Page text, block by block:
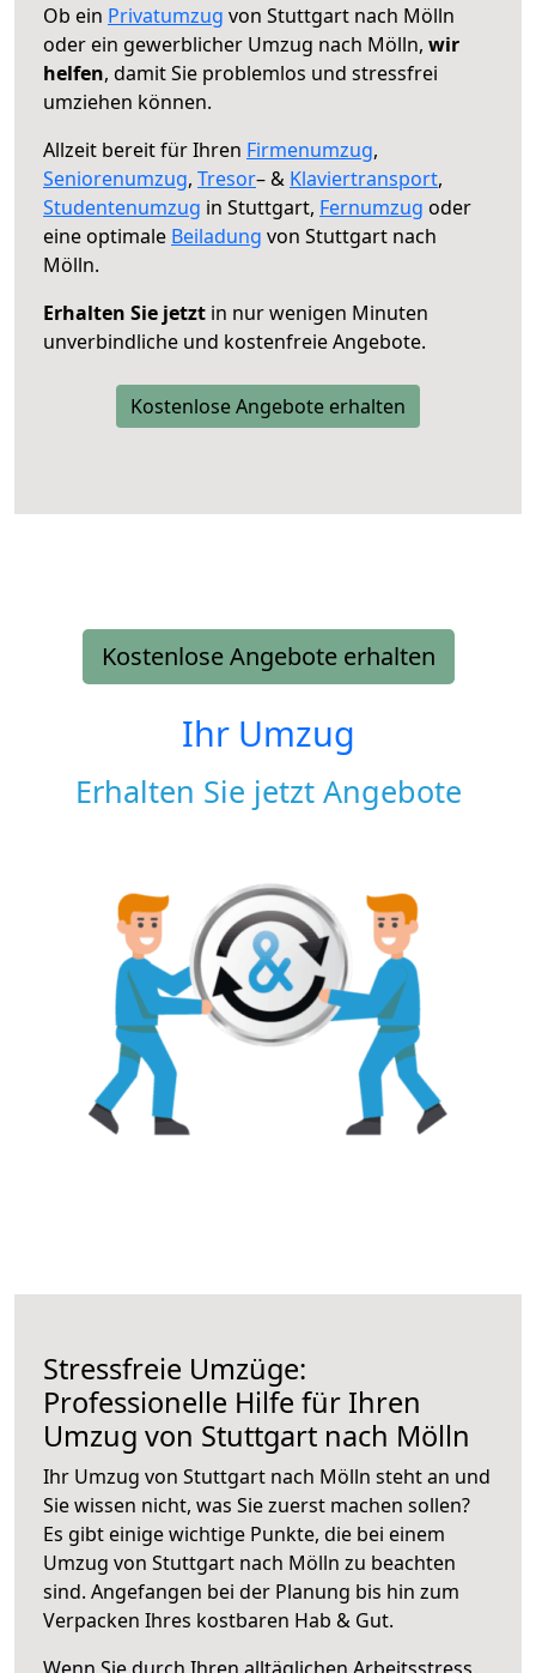
Ob ein Privatumzug von Stuttgart nach Mölln
oder ein gewerblicher Umzug nach Mölln, wir
helfen, damit Sie problemlos und stressfrei
umziehen können.
Allzeit bereit für Ihren Firmenumzug,
Seniorenumzug, Tresor– & Klaviertransport,
Studentenumzug in Stuttgart, Fernumzug oder
eine optimale Beiladung von Stuttgart nach
Mölln.
Erhalten Sie jetzt in nur wenigen Minuten
unverbindliche und kostenfreie Angebote.
Kostenlose Angebote erhalten
Kostenlose Angebote erhalten
Ihr Umzug
Erhalten Sie jetzt Angebote
Stressfreie Umzüge:
Professionelle Hilfe für Ihren
Umzug von Stuttgart nach Mölln
Ihr Umzug von Stuttgart nach Mölln steht an und
Sie wissen nicht, was Sie zuerst machen sollen?
Es gibt einige wichtige Punkte, die bei einem
Umzug von Stuttgart nach Mölln zu beachten
sind. Angefangen bei der Planung bis hin zum
Verpacken Ihres kostbaren Hab & Gut.